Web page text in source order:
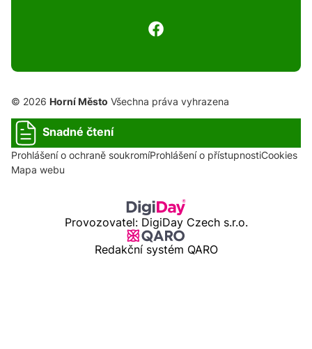
© 2026 Horní Město Všechna práva vyhrazena
Snadné čtení
Prohlášení o ochraně soukromíProhlášení o přístupnostiCookies
Mapa webu
Provozovatel: DigiDay Czech s.r.o.
Redakční systém QARO